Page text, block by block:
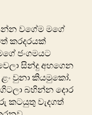
වගේම මගේ
කරදරයක්
ජංගමයට
සින්දු අ‍හගෙන
වුනා කියමුකෝ.
බහින්න දොර
කටයුතු වැදගත්